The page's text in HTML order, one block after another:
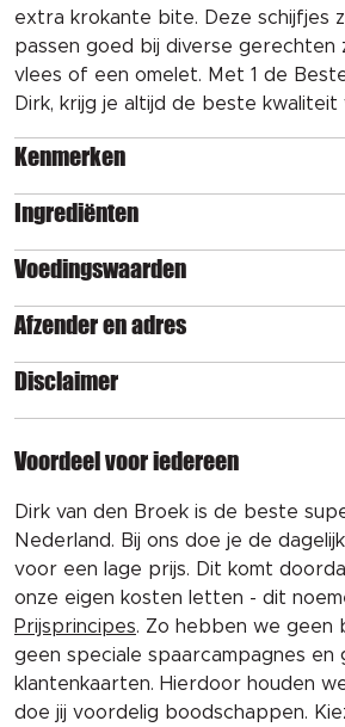
extra krokante bite. Deze schijfjes
passen goed bij diverse gerechten
vlees of een omelet. Met 1 de
Dirk, krijg je altijd de beste
Kenmerken
Ingrediënten
Voedingswaarden
Afzender en adres
Disclaimer
Voordeel voor iedereen
Dirk van den Broek is de beste
Nederland. Bij ons doe je de
voor een lage prijs. Dit komt
onze eigen kosten letten - dit
Prijsprincipes. Zo hebben we geen
geen speciale spaarcampagnes en
klantenkaarten. Hierdoor houden
doe jij voordelig boodschappen.